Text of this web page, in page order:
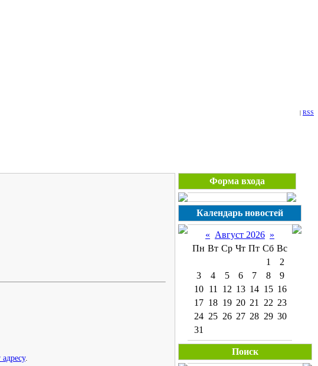
| RSS
.
Форма входа
Календарь новостей
« Август 2026 »
Пн Вт Ср Чт Пт Сб Вс
1
2
3
4 5 6 7 8
9
10
11 12 13 14 15 16
17 18 19 20 21 22 23
24 25 26 27 28 29 30
31
Поиск